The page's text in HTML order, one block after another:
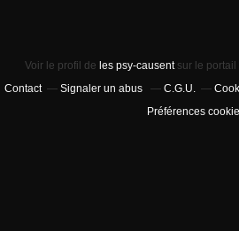
Voir le profil de les psy-causentsur le portail
Contact
Signaler un abus C.G.U.
Préférences